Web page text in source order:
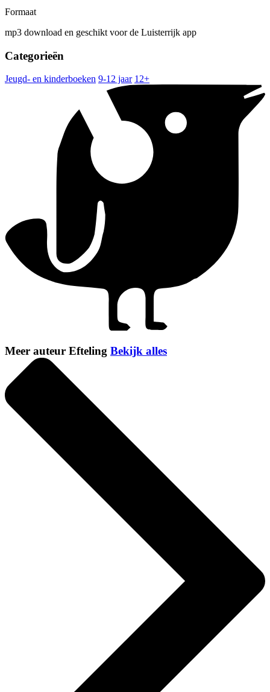
Formaat
mp3 download en geschikt voor de Luisterrijk app
Categorieën
Jeugd- en kinderboeken 9-12 jaar 12+
Meer auteur Efteling Bekijk alles